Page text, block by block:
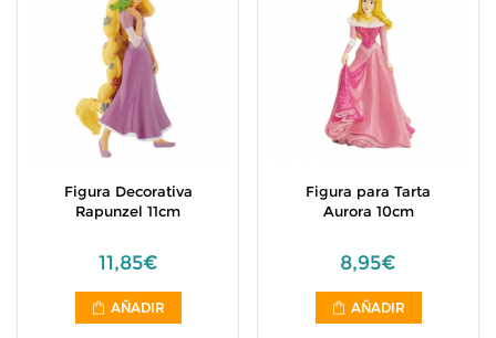
Figura Decorativa
Rapunzel 11cm
11,85€
AÑADIR
Figura para Tarta
Aurora 10cm
8,95€
AÑADIR